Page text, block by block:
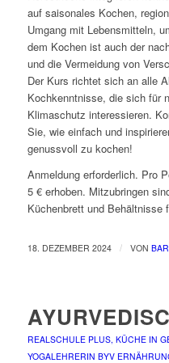
auf saisonales Kochen,
Umgang mit Lebensmitteln,
dem Kochen ist auch der
und die Vermeidung von
Der Kurs richtet sich an alle
Kochkenntnisse, die sich für
Klimaschutz interessieren.
Sie, wie einfach und
genussvoll zu kochen!
Anmeldung erforderlich. Pro
5 € erhoben. Mitzubringen
Küchenbrett und Behältnisse
18. DEZEMBER 2024 / VON
REALSCHULE PLUS, KÜCHE IN
YOGALEHRERIN BYV